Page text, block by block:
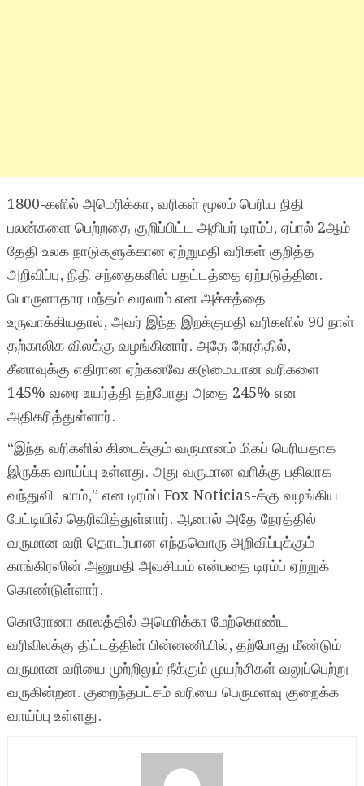
1800-களில் அமெரிக்கா, வரிகள் மூலம் பெரிய நிதி
பலன்களை பெற்றதை குறிப்பிட்ட அதிபர் டிரம்ப், ஏப்ரல் 2ஆம்
தேதி உலக நாடுகளுக்கான ஏற்றுமதி வரிகள் குறித்த
அறிவிப்பு, நிதி சந்தைகளில் பதட்டத்தை ஏற்படுத்தின.
பொருளாதார மந்தம் வரலாம் என அச்சத்தை
உருவாக்கியதால், அவர் இந்த இறக்குமதி வரிகளில் 90 நாள்
தற்காலிக விலக்கு வழங்கினார். அதே நேரத்தில்,
சீனாவுக்கு எதிரான ஏற்கனவே கடுமையான வரிகளை
145% வரை உயர்த்தி தற்போது அதை 245% என
அதிகரித்துள்ளார்.
“இந்த வரிகளில் கிடைக்கும் வருமானம் மிகப் பெரியதாக
இருக்க வாய்ப்பு உள்ளது. அது வருமான வரிக்கு பதிலாக
வந்துவிடலாம்,” என டிரம்ப் Fox Noticias-க்கு வழங்கிய
பேட்டியில் தெரிவித்துள்ளார். ஆனால் அதே நேரத்தில்
வருமான வரி தொடர்பான எந்தவொரு அறிவிப்புக்கும்
காங்கிரஸின் அனுமதி அவசியம் என்பதை டிரம்ப் ஏற்றுக்
கொண்டுள்ளார்.
கொரோனா காலத்தில் அமெரிக்கா மேற்கொண்ட
வரிவிலக்கு திட்டத்தின் பின்னணியில், தற்போது மீண்டும்
வருமான வரியை முற்றிலும் நீக்கும் முயற்சிகள் வலுப்பெற்று
வருகின்றன. குறைந்தபட்சம் வரியை பெருமளவு குறைக்க
வாய்ப்பு உள்ளது.